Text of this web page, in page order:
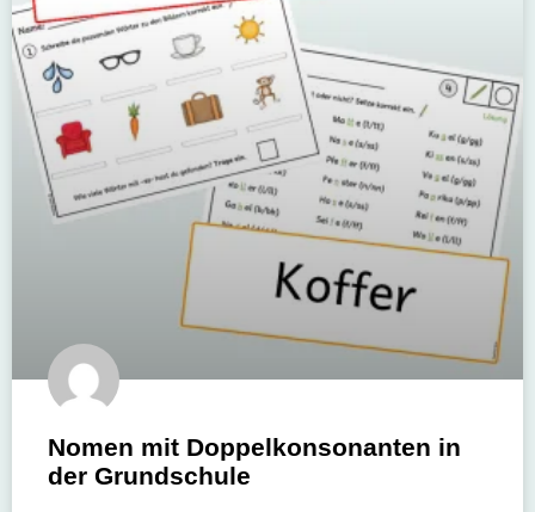
Nomen mit Doppelkonsonanten in
der Grundschule